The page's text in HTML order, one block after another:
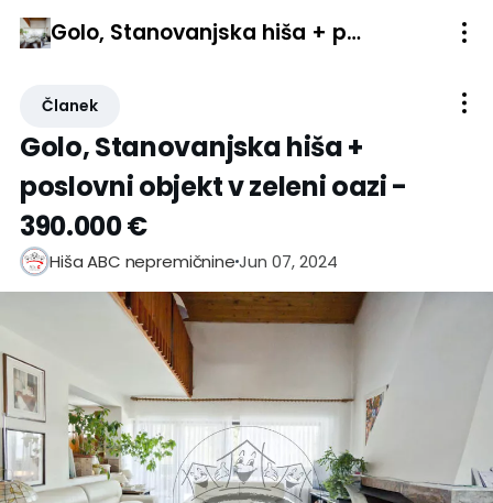
Golo, Stanovanjska hiša + poslovni objekt v zeleni oazi - 390.000 €
Članek
Golo, Stanovanjska hiša +
poslovni objekt v zeleni oazi -
390.000 €
Hiša ABC nepremičnineJun 07, 2024